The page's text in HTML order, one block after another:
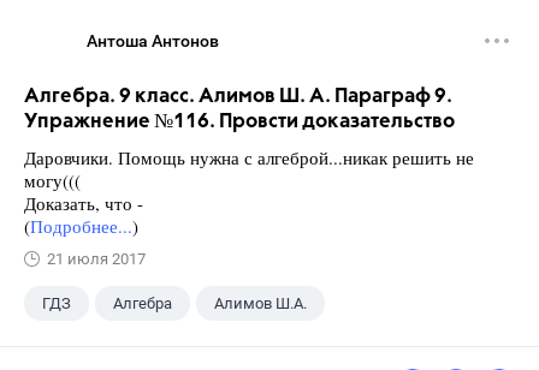
Антоша Антонов
Алгебра. 9 класс. Алимов Ш. А. Параграф 9.
Упражнение №116. Провсти доказательство
Даровчики. Помощь нужна с алгеброй...никак решить не
могу(((
Доказать, что -
(Подробнее...)
21 июля 2017
ГДЗ Алгебра Алимов Ш.А.